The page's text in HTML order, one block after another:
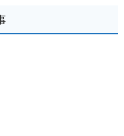
、観光スポットも点在していま